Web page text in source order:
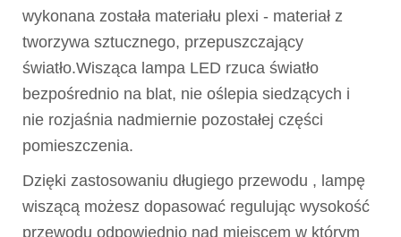
wykonana została materiału plexi - materiał z
tworzywa sztucznego, przepuszczający
światło.Wisząca lampa LED rzuca światło
bezpośrednio na blat, nie oślepia siedzących i
nie rozjaśnia nadmiernie pozostałej części
pomieszczenia.
Dzięki zastosowaniu długiego przewodu , lampę
wiszącą możesz dopasować regulując wysokość
przewodu odpowiednio nad miejscem w którym